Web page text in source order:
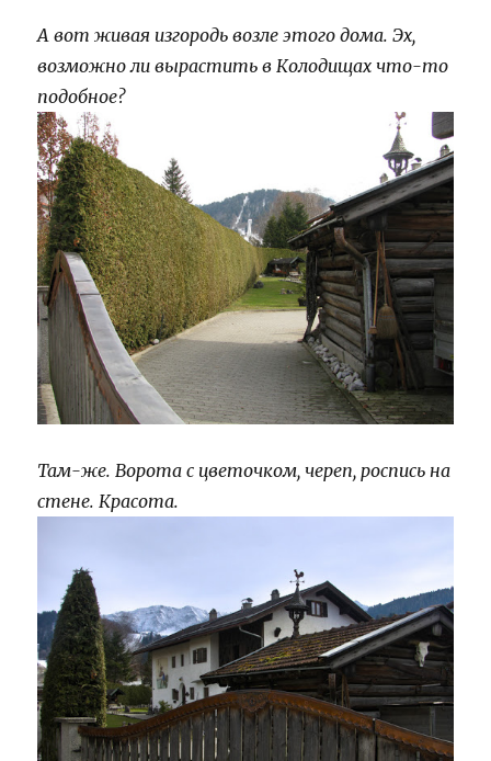
А вот живая изгородь возле этого дома. Эх,
возможно ли вырастить в Колодищах что-то
подобное?
Там-же. Ворота с цветочком, череп, роспись на
стене. Красота.